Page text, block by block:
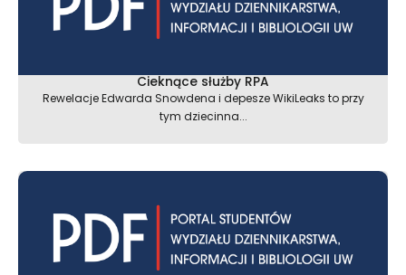
Cieknące służby RPA
Rewelacje Edwarda Snowdena i depesze WikiLeaks to przy
tym dziecinna...